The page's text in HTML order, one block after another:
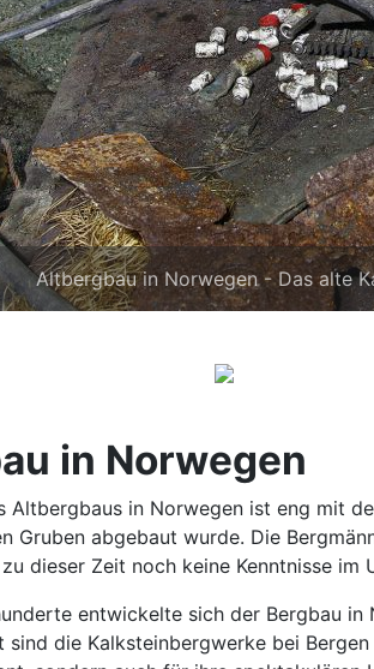
Altbergbau in Norwegen - Das alte
in Norwegen
Altbergbaus in Norwegen ist eng mit
Gruben abgebaut wurde. Die
dieser Zeit noch keine Kenntnisse im
entwickelte sich der Bergbau
sind die Kalksteinbergwerke bei